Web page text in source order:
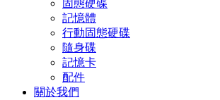
固態硬碟
記憶體
行動固態硬碟
隨身碟
記憶卡
配件
關於我們